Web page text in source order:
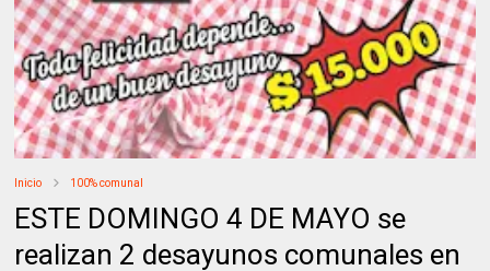
Inicio 100% comunal
ESTE DOMINGO 4 DE MAYO se
realizan 2 desayunos comunales en